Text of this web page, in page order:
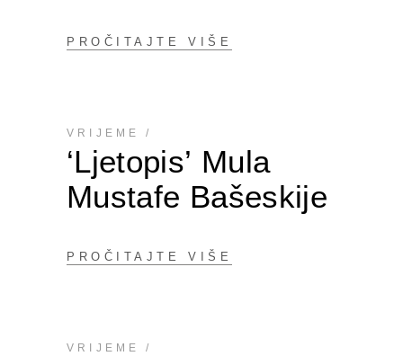
PROČITAJTE VIŠE
VRIJEME
‘Ljetopis’ Mula
Mustafe Bašeskije
PROČITAJTE VIŠE
VRIJEME